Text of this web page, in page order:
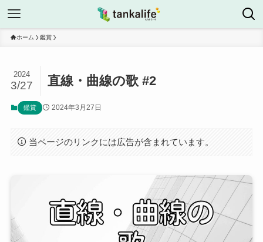
ホーム 鑑賞
直線・曲線の歌 #2
2024
3/27
鑑賞 2024年3月27日
当ページのリンクには広告が含まれています。